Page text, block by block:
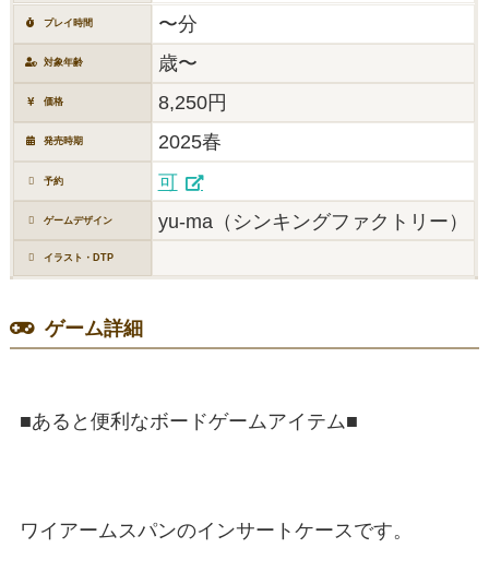
プレイ時間 〜分
対象年齢 歳〜
価格 8,250円
発売時期 2025春
予約 可
ゲームデザイン yu-ma（シンキングファクトリー）
イラスト・DTP
ゲーム詳細
■あると便利なボードゲームアイテム■
ワイアームスパンのインサートケースです。